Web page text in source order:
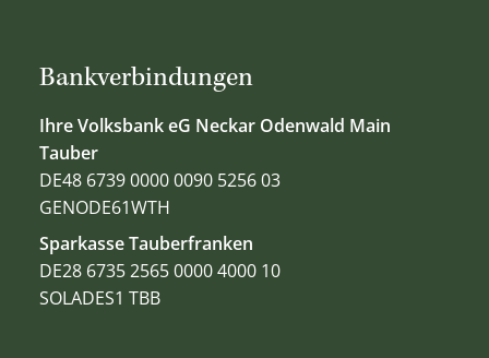
Bankverbindungen
Ihre Volksbank eG Neckar Odenwald Main
Tauber
DE48 6739 0000 0090 5256 03
GENODE61WTH
Sparkasse Tauberfranken
DE28 6735 2565 0000 4000 10
SOLADES1 TBB